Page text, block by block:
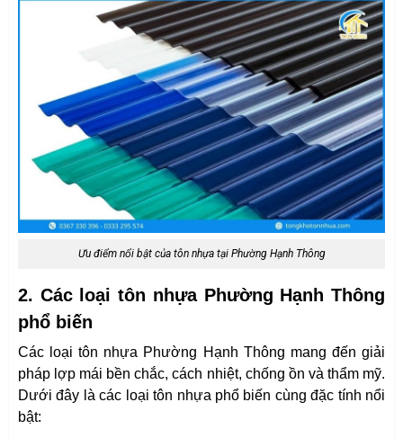
Ưu điểm nổi bật của tôn nhựa tại Phường Hạnh Thông
2. Các loại tôn nhựa Phường Hạnh Thông
phổ biến
Các loại tôn nhựa Phường Hạnh Thông mang đến giải
pháp lợp mái bền chắc, cách nhiệt, chống ồn và thẩm mỹ.
Dưới đây là các loại tôn nhựa phổ biến cùng đặc tính nổi
bật: